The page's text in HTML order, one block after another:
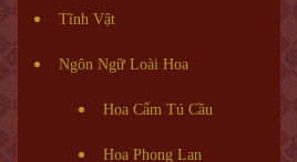
Tĩnh Vật
Ngôn Ngữ Loài Hoa
Hoa Cẩm Tú Cầu
Hoa Phong Lan